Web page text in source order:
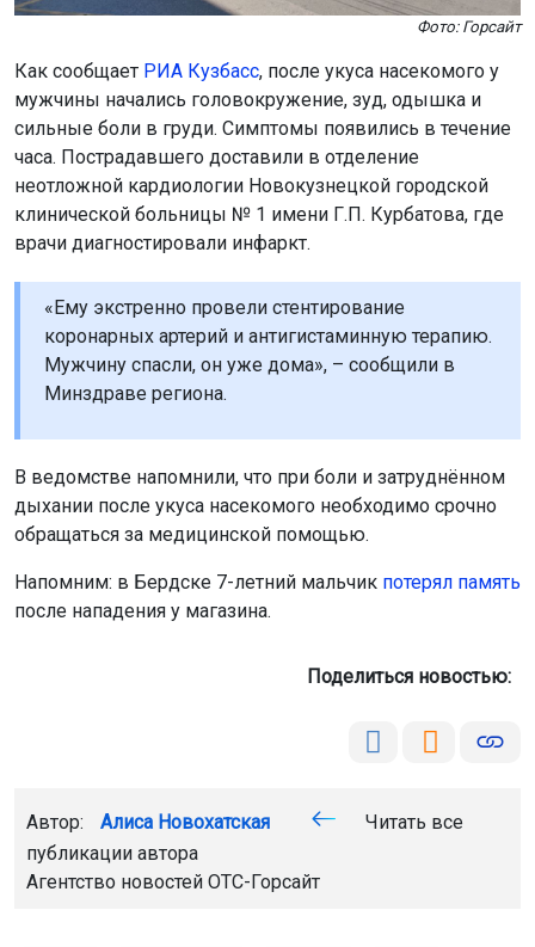
Фото: Горсайт
Как сообщает РИА Кузбасс, после укуса насекомого у
мужчины начались головокружение, зуд, одышка и
сильные боли в груди. Симптомы появились в течение
часа. Пострадавшего доставили в отделение
неотложной кардиологии Новокузнецкой городской
клинической больницы № 1 имени Г.П. Курбатова, где
врачи диагностировали инфаркт.
«Ему экстренно провели стентирование
коронарных артерий и антигистаминную терапию.
Мужчину спасли, он уже дома», – сообщили в
Минздраве региона.
В ведомстве напомнили, что при боли и затруднённом
дыхании после укуса насекомого необходимо срочно
обращаться за медицинской помощью.
Напомним: в Бердске 7-летний мальчик потерял память
после нападения у магазина.
Поделиться новостью:
Автор: Алиса Новохатская
Читать все
публикации автора
Агентство новостей ОТС-Горсайт